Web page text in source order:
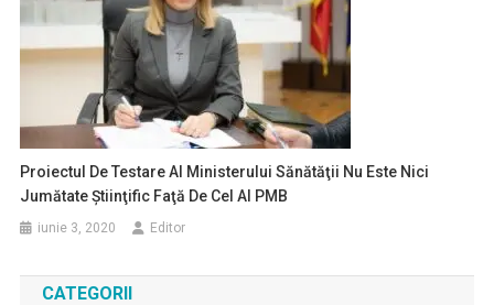
Proiectul De Testare Al Ministerului Sănătăţii Nu Este Nici
Jumătate Ştiinţific Faţă De Cel Al PMB
iunie 3, 2020 Editor
CATEGORII